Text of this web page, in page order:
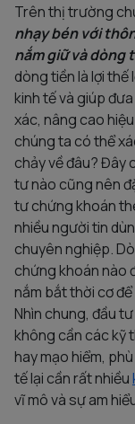
Trên thị trường
nhạy bén với
nắm giữ và dòng
dòng tiền là lợi thế
kinh tế và giúp
xác, nâng cao
chúng ta có thể
chảy về đâu? Đây
tư nào cũng nên
tư chứng khoán
nhiều người tin
chuyên nghiệp.
chứng khoán nào
nắm bắt thời cơ
Nhìn chung, đầu
không cần các kỹ
hay mạo hiểm,
tế lại cần rất nhiều
vĩ mô và sự am